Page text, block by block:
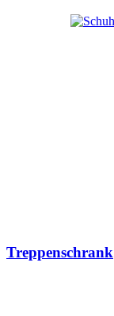
Treppenschrank